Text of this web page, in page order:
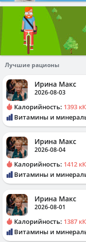
Лучшие рационы
Ирина Макс
2026-08-03
Калорийность: 1393
Витамины и
Ирина Макс
2026-08-04
Калорийность: 1412
Витамины и
Ирина Макс
2026-08-01
Калорийность: 1387
Витамины и